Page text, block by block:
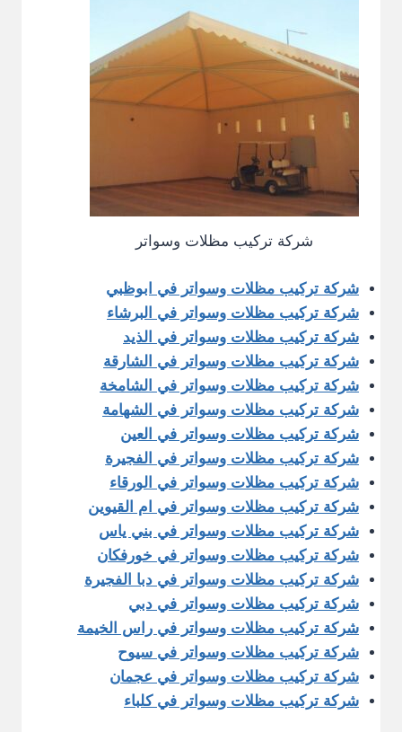
شركة تركيب مظلات وسواتر
شركة تركيب مظلات وسواتر في ابوظبي
شركة تركيب مظلات وسواتر في البرشاء
شركة تركيب مظلات وسواتر في الذيد
شركة تركيب مظلات وسواتر في الشارقة
شركة تركيب مظلات وسواتر في الشامخة
شركة تركيب مظلات وسواتر في الشهامة
شركة تركيب مظلات وسواتر في العين
شركة تركيب مظلات وسواتر في الفجيرة
شركة تركيب مظلات وسواتر في الورقاء
شركة تركيب مظلات وسواتر في ام القيوين
شركة تركيب مظلات وسواتر في بني ياس
شركة تركيب مظلات وسواتر في خورفكان
شركة تركيب مظلات وسواتر في دبا الفجيرة
شركة تركيب مظلات وسواتر في دبي
شركة تركيب مظلات وسواتر في راس الخيمة
شركة تركيب مظلات وسواتر في سيوح
شركة تركيب مظلات وسواتر في عجمان
شركة تركيب مظلات وسواتر في كلباء